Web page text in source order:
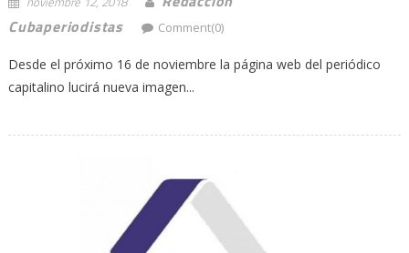
Cubaperiodistas
Comment(0)
Desde el próximo 16 de noviembre la página web del periódico
capitalino lucirá nueva imagen...